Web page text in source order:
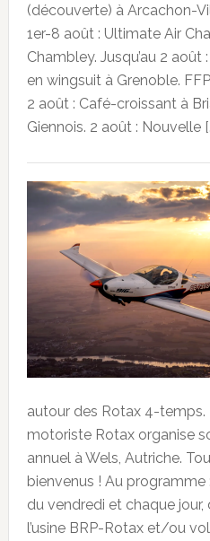
(découverte) à Arcachon-
1er-8 août : Ultimate Air
Chambley. Jusqu’au 2
en wingsuit à Grenoble.
2 août : Café-croissant à
Giennois. 2 août : Nouvelle
autour des Rotax 4-temps.
motoriste Rotax organise
annuel à Wels, Autriche.
bienvenus ! Au
du vendredi et chaque
l’usine BRP-Rotax et/ou